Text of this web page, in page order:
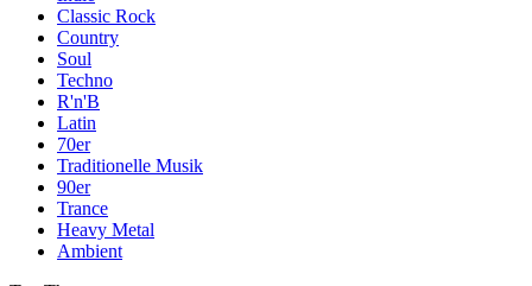
Classic Rock
Country
Soul
Techno
R'n'B
Latin
70er
Traditionelle Musik
90er
Trance
Heavy Metal
Ambient